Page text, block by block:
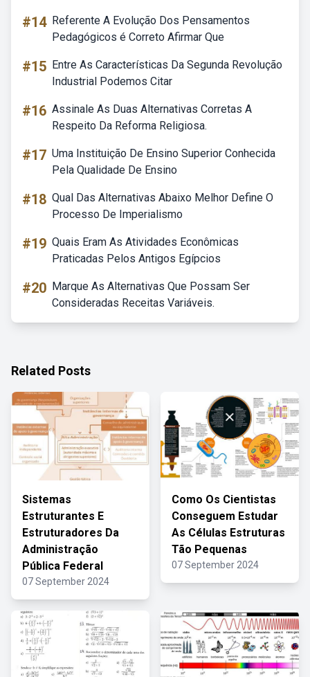
#14 Referente A Evolução Dos Pensamentos
Pedagógicos é Correto Afirmar Que
#15 Entre As Características Da Segunda Revolução
Industrial Podemos Citar
#16 Assinale As Duas Alternativas Corretas A
Respeito Da Reforma Religiosa.
#17 Uma Instituição De Ensino Superior Conhecida
Pela Qualidade De Ensino
#18 Qual Das Alternativas Abaixo Melhor Define O
Processo De Imperialismo
#19 Quais Eram As Atividades Econômicas
Praticadas Pelos Antigos Egípcios
#20 Marque As Alternativas Que Possam Ser
Consideradas Receitas Variáveis.
Related Posts
Sistemas
Estruturantes E
Estruturadores Da
Administração
Pública Federal
07 September 2024
Como Os Cientistas
Conseguem Estudar
As Células Estruturas
Tão Pequenas
07 September 2024